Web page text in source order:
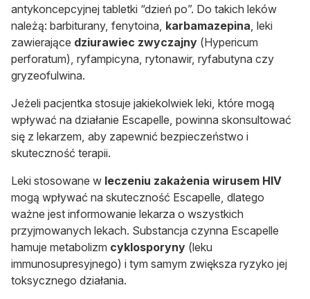
antykoncepcyjnej tabletki “dzień po”. Do takich leków
należą: barbiturany, fenytoina, karbamazepina , leki
zawierające dziurawiec zwyczajny (Hypericum
perforatum), ryfampicyna, rytonawir, ryfabutyna czy
gryzeofulwina.
Jeżeli pacjentka stosuje jakiekolwiek leki, które mogą
wpływać na działanie Escapelle, powinna skonsultować
się z lekarzem, aby zapewnić bezpieczeństwo i
skuteczność terapii.
Leki stosowane w leczeniu zakażenia wirusem HIV
mogą wpływać na skuteczność Escapelle, dlatego
ważne jest informowanie lekarza o wszystkich
przyjmowanych lekach. Substancja czynna Escapelle
hamuje metabolizm cyklosporyny (leku
immunosupresyjnego) i tym samym zwiększa ryzyko jej
toksycznego działania.